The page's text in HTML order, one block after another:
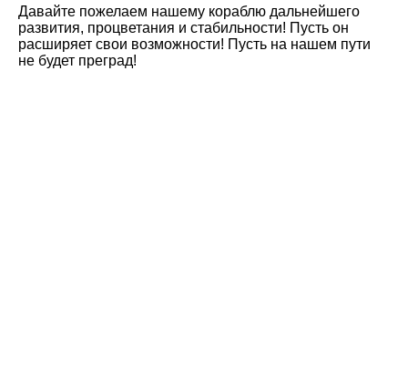
Давайте пожелаем нашему кораблю дальнейшего
развития, процветания и стабильности! Пусть он
расширяет свои возможности! Пусть на нашем пути
не будет преград!